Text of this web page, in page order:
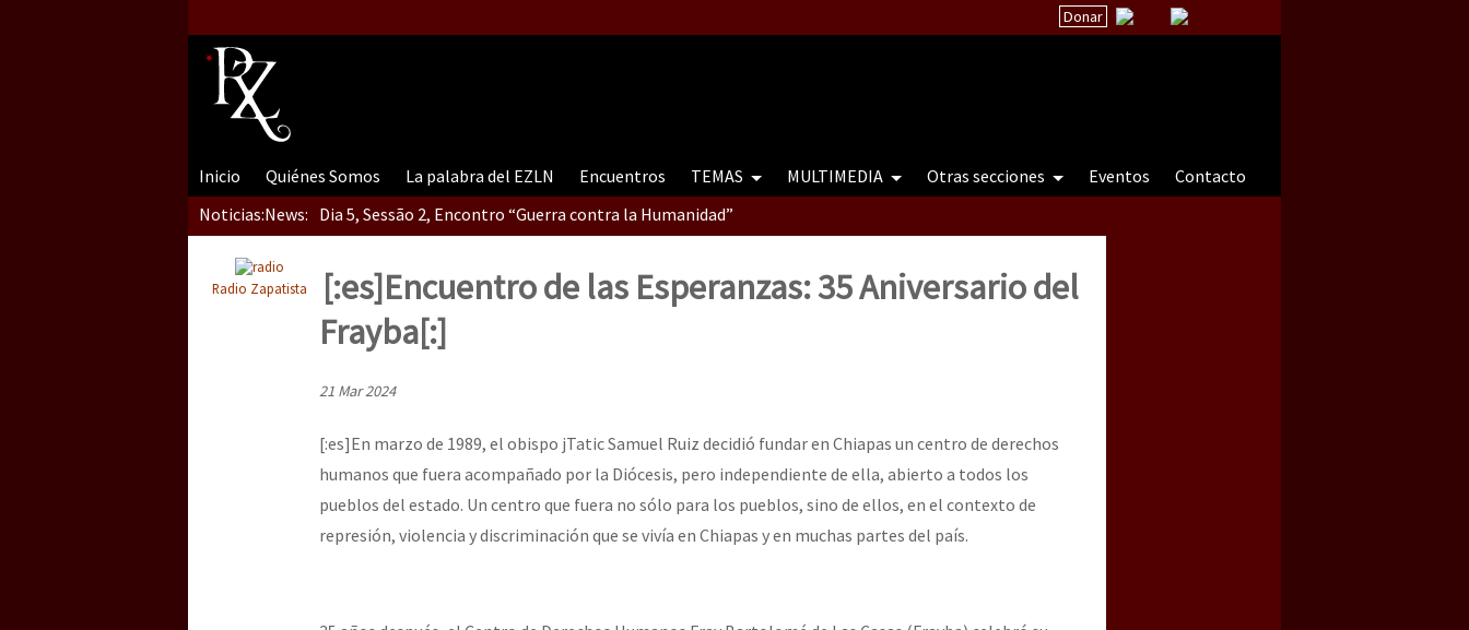
Donar
Inicio Quiénes Somos La palabra del EZLN Encuentros TEMAS MULTIMEDIA Otras secciones Eventos
Contacto
Noticias:News: Dia 5, Sessão 2, Encontro “Guerra contra la Humanidad”
Dia 5, sessão 1, do Encontro “Guerra contra a Humanidade”(As populações e a natureza e a natureza sob cerco)
Dia 4 – Encontro “Guerra contra a Humanidade” (As populações e a natureza sob cerco)
Dia 3 do Encontro “Guerra contra a Humanidade”
Radio Zapatista
[:es]Encuentro de las Esperanzas: 35 Aniversario del
Frayba[:]
21 Mar 2024
[:es]En marzo de 1989, el obispo jTatic Samuel Ruiz decidió fundar en Chiapas un centro de derechos
humanos que fuera acompañado por la Diócesis, pero independiente de ella, abierto a todos los
pueblos del estado. Un centro que fuera no sólo para los pueblos, sino de ellos, en el contexto de
represión, violencia y discriminación que se vivía en Chiapas y en muchas partes del país.